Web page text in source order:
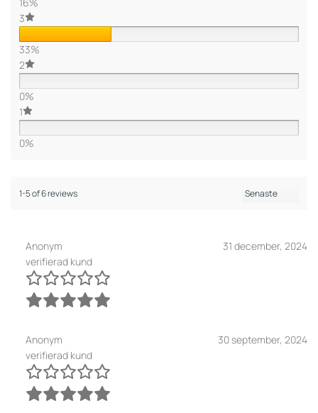
3
33%
2
0%
1
0%
1-5 of 6 reviews
Anonym
verifierad kund
31 december, 2024
Anonym
verifierad kund
30 september, 2024